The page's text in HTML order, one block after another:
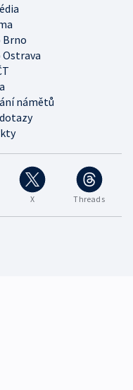
X Threads
Brno
námětů